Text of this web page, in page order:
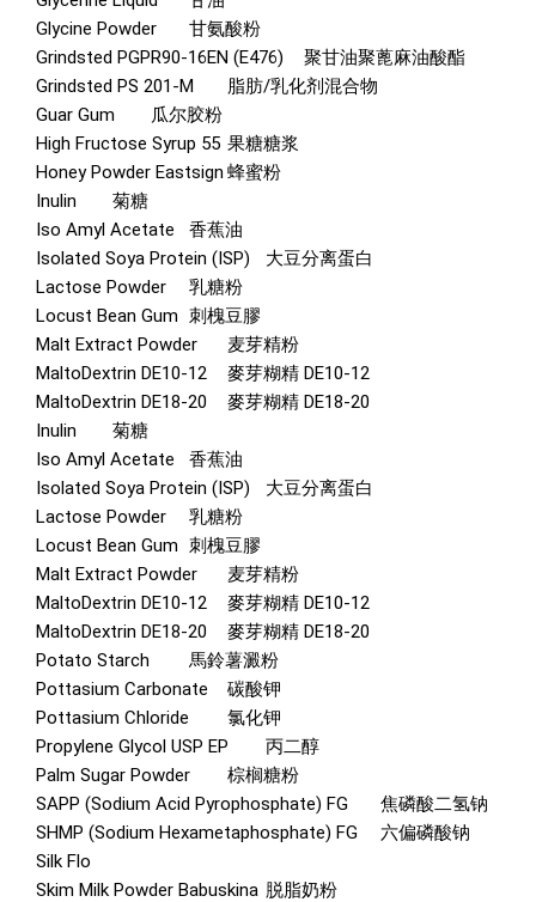
Glycine Powder
甘氨酸粉
Grindsted PGPR90-16EN (E476)
聚甘油聚蓖麻油酸酯
Grindsted PS 201-M
脂肪/乳化剂混合物
Guar Gum
瓜尔胶粉
High Fructose Syrup 55 果糖糖浆
Honey Powder Eastsign 蜂蜜粉
Inulin
菊糖
Iso Amyl Acetate
香蕉油
Isolated Soya Protein (ISP)
大豆分离蛋白
Lactose Powder
乳糖粉
Locust Bean Gum 刺槐豆膠
Malt Extract Powder
麦芽精粉
MaltoDextrin DE10-12
麥芽糊精 DE10-12
MaltoDextrin DE18-20
麥芽糊精 DE18-20
Inulin
菊糖
Iso Amyl Acetate
香蕉油
Isolated Soya Protein (ISP)
大豆分离蛋白
Lactose Powder
乳糖粉
Locust Bean Gum 刺槐豆膠
Malt Extract Powder
麦芽精粉
MaltoDextrin DE10-12
麥芽糊精 DE10-12
MaltoDextrin DE18-20
麥芽糊精 DE18-20
Potato Starch
馬鈴薯澱粉
Pottasium Carbonate
碳酸钾
Pottasium Chloride
氯化钾
Propylene Glycol USP EP
丙二醇
Palm Sugar Powder
棕榈糖粉
SAPP (Sodium Acid Pyrophosphate) FG
焦磷酸二氢钠
SHMP (Sodium Hexametaphosphate) FG
六偏磷酸钠
Silk Flo
Skim Milk Powder Babuskina 脱脂奶粉